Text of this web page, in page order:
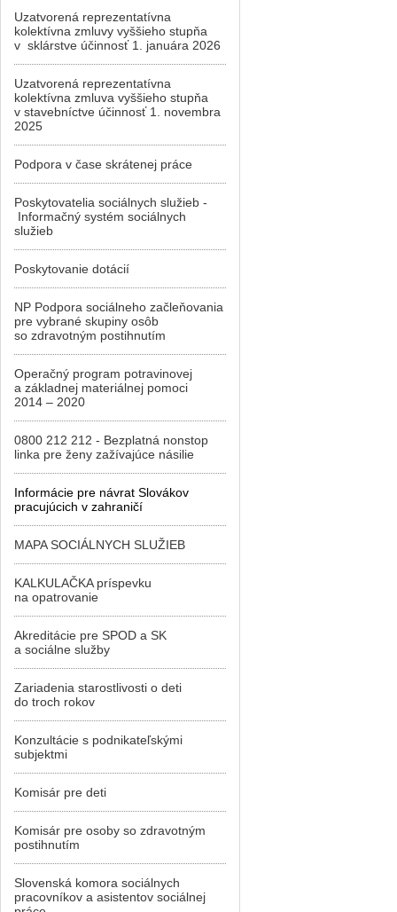
Uzatvorená reprezentatívna
kolektívna zmluvy vyššieho stupňa
v sklárstve účinnosť 1. januára 2026
Uzatvorená reprezentatívna
kolektívna zmluva vyššieho stupňa
v stavebníctve účinnosť 1. novembra
2025
Podpora v čase skrátenej práce
Poskytovatelia sociálnych služieb -
Informačný systém sociálnych
služieb
Poskytovanie dotácií
NP Podpora sociálneho začleňovania
pre vybrané skupiny osôb
so zdravotným postihnutím
Operačný program potravinovej
a základnej materiálnej pomoci
2014 – 2020
0800 212 212 - Bezplatná nonstop
linka pre ženy zažívajúce násilie
Informácie pre návrat Slovákov
pracujúcich v zahraničí
MAPA SOCIÁLNYCH SLUŽIEB
KALKULAČKA príspevku
na opatrovanie
Akreditácie pre SPOD a SK
a sociálne služby
Zariadenia starostlivosti o deti
do troch rokov
Konzultácie s podnikateľskými
subjektmi
Komisár pre deti
Komisár pre osoby so zdravotným
postihnutím
Slovenská komora sociálnych
pracovníkov a asistentov sociálnej